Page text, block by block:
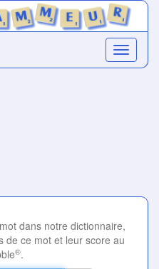
dans notre dictionnaire,
de ce mot et leur score au
®.